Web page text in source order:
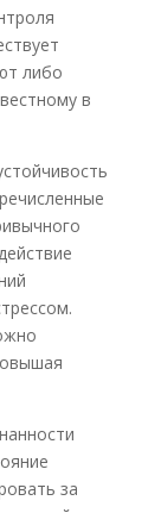
либо
в
за